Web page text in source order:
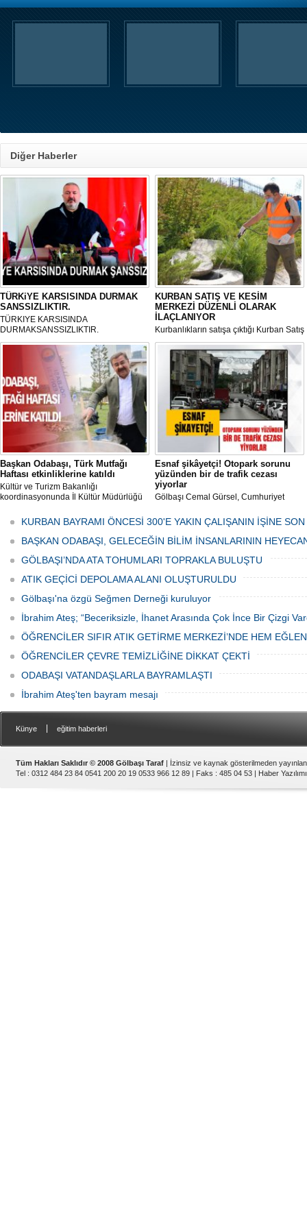
Diğer Haberler
TÜRKiYE KARSISINDA DURMAK
SANSSIZLIKTIR.
TÜRKIYE KARSISINDA
DURMAKSANSSIZLIKTIR.
KURBAN SATIŞ VE KESİM
MERKEZİ DÜZENLİ OLARAK
İLAÇLANIYOR
Kurbanlıkların satışa çıktığı Kurban Satış
ve Kesim Merkezi, haşere ve
mikropların önüne geçilmesi amacıyla
her gün Gölbaşı Belediyesi ekipleri
tarafından düzenli olarak ilaçlanıyor.
Başkan Odabaşı, Türk Mutfağı
Haftası etkinliklerine katıldı
Kültür ve Turizm Bakanlığı
koordinasyonunda İl Kültür Müdürlüğü
Haftası" etkinlikleri Ankara'da devam
ediyor.
Esnaf şikâyetçi! Otopark sorunu
yüzünden bir de trafik cezası
yiyorlar
Gölbaşı Cemal Gürsel, Cumhuriyet
bulunan esnaf ve alışverişe gelen
vatandaşlar park cezaları yüzünden
canından bezdi.
KURBAN BAYRAMI ÖNCESİ 300'E YAKIN ÇALIŞANIN İŞİNE
BAŞKAN ODABAŞI, GELECEĞİN BİLİM İNSANLARININ
GÖLBAŞI’NDA ATA TOHUMLARI TOPRAKLA BULUŞTU
ATIK GEÇİCİ DEPOLAMA ALANI OLUŞTURULDU
Gölbaşı'na özgü Seğmen Derneği kuruluyor
İbrahim Ateş; “Beceriksizle, İhanet Arasında Çok İnce Bir Çizgi
ÖĞRENCİLER SIFIR ATIK GETİRME MERKEZİ’NDE HEM
ÖĞRENCİLER ÇEVRE TEMİZLİĞİNE DİKKAT ÇEKTİ
ODABAŞI VATANDAŞLARLA BAYRAMLAŞTI
İbrahim Ateş'ten bayram mesajı
Künye eğitim haberleri
Tüm Hakları Saklıdır © 2008 Gölbaşı Taraf | İzinsiz ve kaynak gösterilmeden
Tel : 0312 484 23 84 0541 200 20 19 0533 966 12 89 | Faks : 485 04 53 | Haber Yazılımı